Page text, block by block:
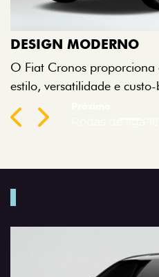
DESIGN MODERNO
O Fiat Cronos
estilo, versatilidade e
Previous
Next